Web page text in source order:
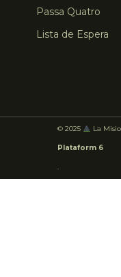
Passa Quatro
Lista de Espera
© 2025 La
Plataform 6
.